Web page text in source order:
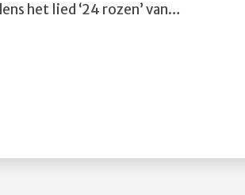
het lied ‘24 rozen’ van…